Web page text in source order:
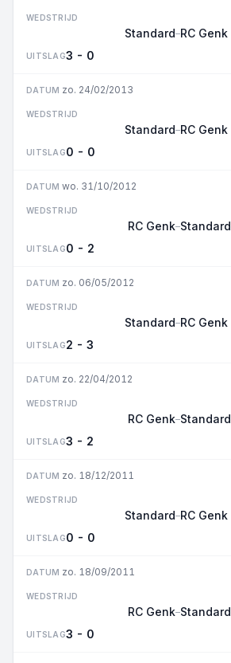
WEDSTRIJD
Standard–RC Genk
UITSLAG3 - 0
DATUM zo. 24/02/2013
WEDSTRIJD
Standard–RC Genk
UITSLAG0 - 0
DATUM wo. 31/10/2012
WEDSTRIJD
RC Genk–Standard
UITSLAG0 - 2
DATUM zo. 06/05/2012
WEDSTRIJD
Standard–RC Genk
UITSLAG2 - 3
DATUM zo. 22/04/2012
WEDSTRIJD
RC Genk–Standard
UITSLAG3 - 2
DATUM zo. 18/12/2011
WEDSTRIJD
Standard–RC Genk
UITSLAG0 - 0
DATUM zo. 18/09/2011
WEDSTRIJD
RC Genk–Standard
UITSLAG3 - 0